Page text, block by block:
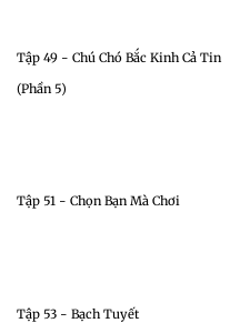
Tập 49 - Chú Chó Bắc Kinh Cả Tin
(Phần 5)
Tập 51 - Chọn Bạn Mà Chơi
Tập 53 - Bạch Tuyết